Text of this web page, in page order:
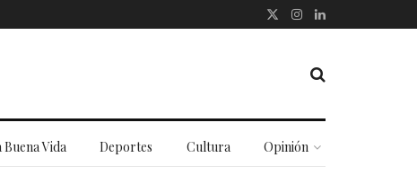
Buena Vida Deportes Cultura Opinión